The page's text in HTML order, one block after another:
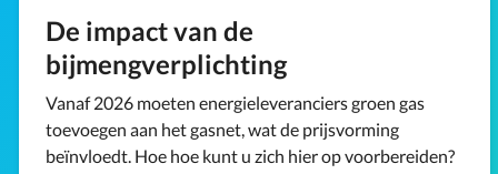
De impact van de
bijmengverplichting
Vanaf 2026 moeten energieleveranciers groen gas
toevoegen aan het gasnet, wat de prijsvorming
beïnvloedt. Hoe hoe kunt u zich hier op voorbereiden?